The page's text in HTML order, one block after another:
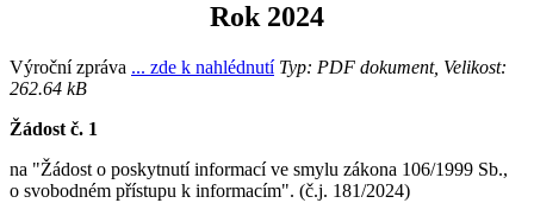
Rok 2024
Výroční zpráva ... zde k nahlédnutíTyp: PDF dokument, Velikost:
262.64 kB
Žádost č. 1
na "Žádost o poskytnutí informací ve smylu zákona 106/1999 Sb.,
o svobodném přístupu k informacím". (č.j. 181/2024)